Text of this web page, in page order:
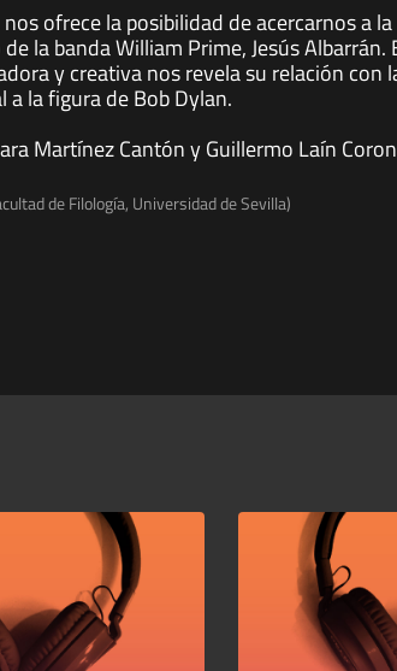
ofrece la posibilidad de acercarnos a
la banda William Prime, Jesús Albarrán.
y creativa nos revela su relación con
a la figura de Bob Dylan.
Martínez Cantón y Guillermo Laín
de Filología, Universidad de Sevilla)